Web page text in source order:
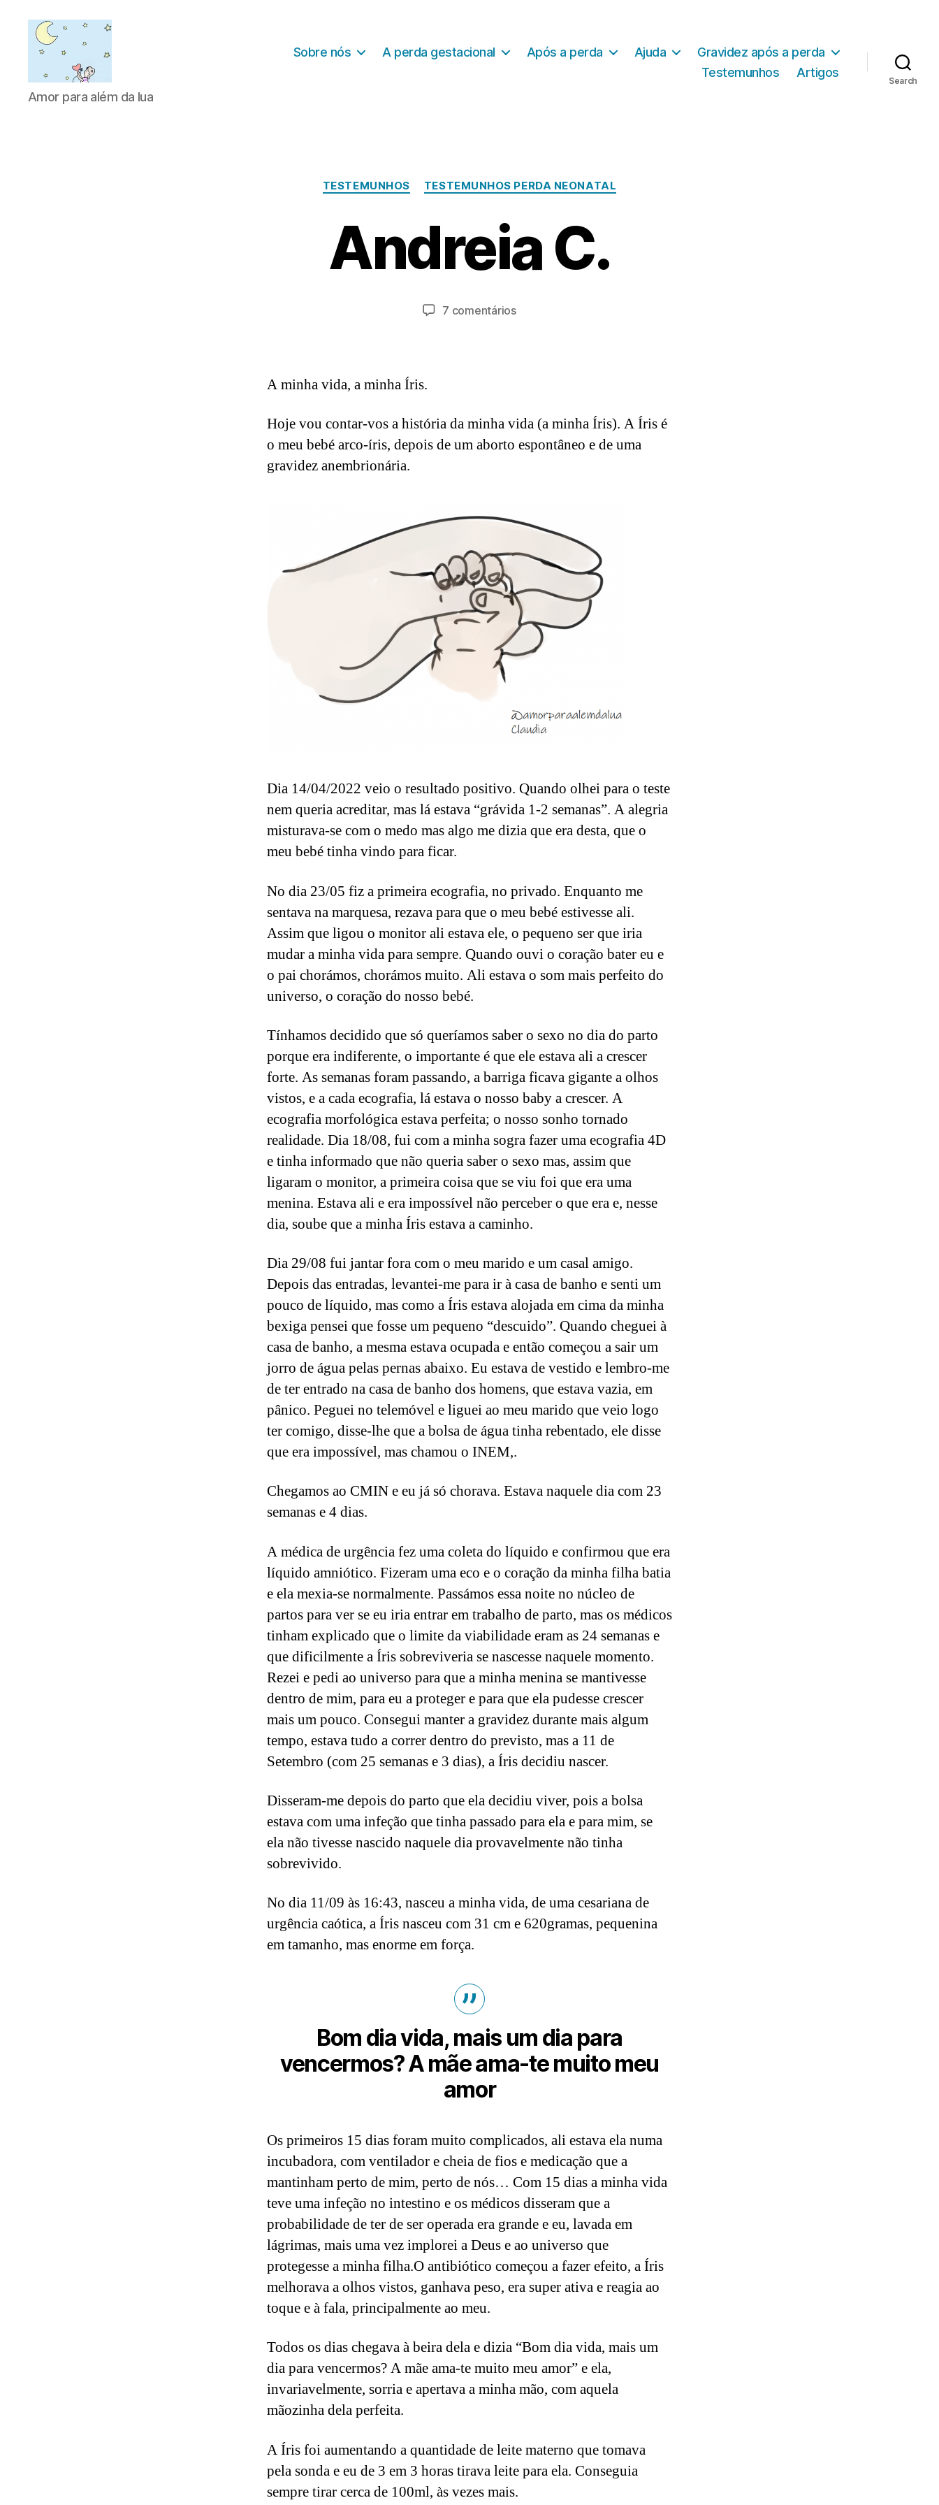
Amor
para
Amor para além da lua
Sobre nós A perda gestacional Após a perda Ajuda
Gravidez após a perda
Testemunhos
Artigos
Search
Categorias
TESTEMUNHOS TESTEMUNHOS PERDA NEONATAL
Andreia C.
Autor
o
d
Data
D
z
o
7 comentáriosem
A minha vida, a minha Íris.
Hoje vou contar-vos a história da minha vida (a minha Íris). A Íris é
o meu bebé arco-íris, depois de um aborto espontâneo e de uma
gravidez anembrionária.
Dia 14/04/2022 veio o resultado positivo. Quando olhei para o teste
nem queria acreditar, mas lá estava “grávida 1-2 semanas”. A alegria
misturava-se com o medo mas algo me dizia que era desta, que o
meu bebé tinha vindo para ficar.
No dia 23/05 fiz a primeira ecografia, no privado. Enquanto me
sentava na marquesa, rezava para que o meu bebé estivesse ali.
Assim que ligou o monitor ali estava ele, o pequeno ser que iria
mudar a minha vida para sempre. Quando ouvi o coração bater eu e
o pai chorámos, chorámos muito. Ali estava o som mais perfeito do
universo, o coração do nosso bebé.
Tínhamos decidido que só queríamos saber o sexo no dia do parto
porque era indiferente, o importante é que ele estava ali a crescer
forte. As semanas foram passando, a barriga ficava gigante a olhos
vistos, e a cada ecografia, lá estava o nosso baby a crescer. A
ecografia morfológica estava perfeita; o nosso sonho tornado
realidade. Dia 18/08, fui com a minha sogra fazer uma ecografia 4D
e tinha informado que não queria saber o sexo mas, assim que
ligaram o monitor, a primeira coisa que se viu foi que era uma
menina. Estava ali e era impossível não perceber o que era e, nesse
dia, soube que a minha Íris estava a caminho.
Dia 29/08 fui jantar fora com o meu marido e um casal amigo.
Depois das entradas, levantei-me para ir à casa de banho e senti um
pouco de líquido, mas como a Íris estava alojada em cima da minha
bexiga pensei que fosse um pequeno “descuido”. Quando cheguei à
casa de banho, a mesma estava ocupada e então começou a sair um
jorro de água pelas pernas abaixo. Eu estava de vestido e lembro-me
de ter entrado na casa de banho dos homens, que estava vazia, em
pânico. Peguei no telemóvel e liguei ao meu marido que veio logo
ter comigo, disse-lhe que a bolsa de água tinha rebentado, ele disse
que era impossível, mas chamou o INEM,.
Chegamos ao CMIN e eu já só chorava. Estava naquele dia com 23
semanas e 4 dias.
A médica de urgência fez uma coleta do líquido e confirmou que era
líquido amniótico. Fizeram uma eco e o coração da minha filha batia
e ela mexia-se normalmente. Passámos essa noite no núcleo de
partos para ver se eu iria entrar em trabalho de parto, mas os médicos
tinham explicado que o limite da viabilidade eram as 24 semanas e
que dificilmente a Íris sobreviveria se nascesse naquele momento.
Rezei e pedi ao universo para que a minha menina se mantivesse
dentro de mim, para eu a proteger e para que ela pudesse crescer
mais um pouco. Consegui manter a gravidez durante mais algum
tempo, estava tudo a correr dentro do previsto, mas a 11 de
Setembro (com 25 semanas e 3 dias), a Íris decidiu nascer.
Disseram-me depois do parto que ela decidiu viver, pois a bolsa
estava com uma infeção que tinha passado para ela e para mim, se
ela não tivesse nascido naquele dia provavelmente não tinha
sobrevivido.
No dia 11/09 às 16:43, nasceu a minha vida, de uma cesariana de
urgência caótica, a Íris nasceu com 31 cm e 620gramas, pequenina
em tamanho, mas enorme em força.
Bom dia vida, mais um dia para
vencermos? A mãe ama-te muito meu
amor
Os primeiros 15 dias foram muito complicados, ali estava ela numa
incubadora, com ventilador e cheia de fios e medicação que a
mantinham perto de mim, perto de nós… Com 15 dias a minha vida
teve uma infeção no intestino e os médicos disseram que a
probabilidade de ter de ser operada era grande e eu, lavada em
lágrimas, mais uma vez implorei a Deus e ao universo que
protegesse a minha filha.O antibiótico começou a fazer efeito, a Íris
melhorava a olhos vistos, ganhava peso, era super ativa e reagia ao
toque e à fala, principalmente ao meu.
Todos os dias chegava à beira dela e dizia “Bom dia vida, mais um
dia para vencermos? A mãe ama-te muito meu amor” e ela,
invariavelmente, sorria e apertava a minha mão, com aquela
mãozinha dela perfeita.
A Íris foi aumentando a quantidade de leite materno que tomava
pela sonda e eu de 3 em 3 horas tirava leite para ela. Conseguia
sempre tirar cerca de 100ml, às vezes mais.